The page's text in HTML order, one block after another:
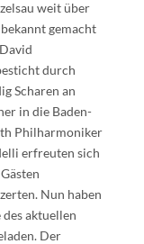
weit über
gemacht
durch
Scharen an
in die Baden-
Philharmoniker
erfreuten sich
Nun haben
aktuellen
Der